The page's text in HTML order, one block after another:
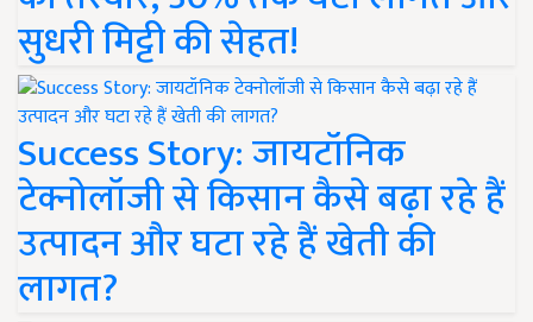
सुधरी मिट्टी की सेहत!
Success Story: जायटॉनिक
टेक्नोलॉजी से किसान कैसे बढ़ा रहे हैं
उत्पादन और घटा रहे हैं खेती की
लागत?